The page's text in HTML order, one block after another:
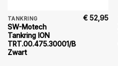
TANKRING
SW-Motech
Tankring ION
TRT.00.475.30001/B
Zwart
€ 52,95